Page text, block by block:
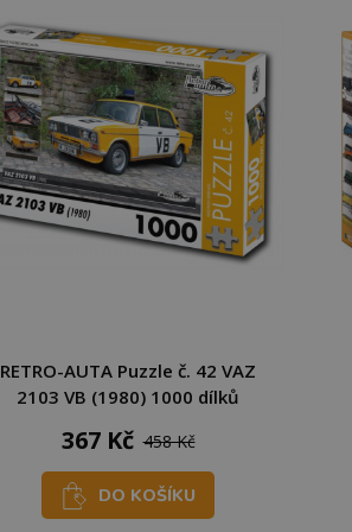
RETRO-AUTA Puzzle č. 42 VAZ
2103 VB (1980) 1000 dílků
367 Kč 458 Kč
DO KOŠÍKU